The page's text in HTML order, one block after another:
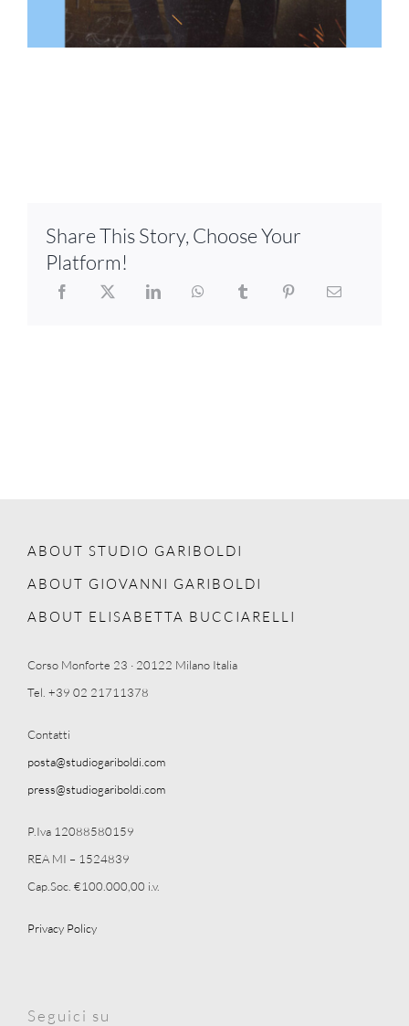
Share This Story, Choose Your
Platform!
ABOUT STUDIO GARIBOLDI
ABOUT GIOVANNI GARIBOLDI
ABOUT ELISABETTA BUCCIARELLI
Corso Monforte 23 · 20122 Milano Italia
Tel. +39 02 21711378
Contatti
posta@studiogariboldi.com
press@studiogariboldi.com
P.Iva 12088580159
REA MI – 1524839
Cap.Soc. €100.000,00 i.v.
Privacy Policy
Seguici su